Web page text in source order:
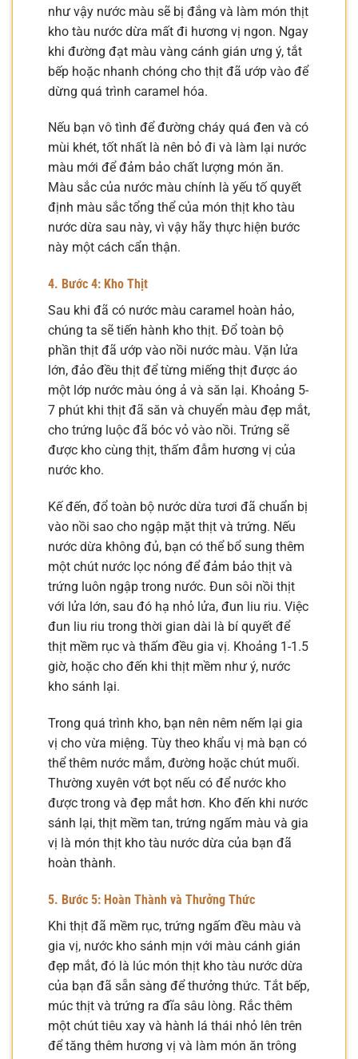
như vậy nước màu sẽ bị đắng và làm món thịt
kho tàu nước dừa mất đi hương vị ngon. Ngay
khi đường đạt màu vàng cánh gián ưng ý, tắt
bếp hoặc nhanh chóng cho thịt đã ướp vào để
dừng quá trình caramel hóa.
Nếu bạn vô tình để đường cháy quá đen và có
mùi khét, tốt nhất là nên bỏ đi và làm lại nước
màu mới để đảm bảo chất lượng món ăn.
Màu sắc của nước màu chính là yếu tố quyết
định màu sắc tổng thể của món thịt kho tàu
nước dừa sau này, vì vậy hãy thực hiện bước
này một cách cẩn thận.
4. Bước 4: Kho Thịt
Sau khi đã có nước màu caramel hoàn hảo,
chúng ta sẽ tiến hành kho thịt. Đổ toàn bộ
phần thịt đã ướp vào nồi nước màu. Vặn lửa
lớn, đảo đều thịt để từng miếng thịt được áo
một lớp nước màu óng ả và săn lại. Khoảng 5-
7 phút khi thịt đã săn và chuyển màu đẹp mắt,
cho trứng luộc đã bóc vỏ vào nồi. Trứng sẽ
được kho cùng thịt, thấm đẫm hương vị của
nước kho.
Kế đến, đổ toàn bộ nước dừa tươi đã chuẩn bị
vào nồi sao cho ngập mặt thịt và trứng. Nếu
nước dừa không đủ, bạn có thể bổ sung thêm
một chút nước lọc nóng để đảm bảo thịt và
trứng luôn ngập trong nước. Đun sôi nồi thịt
với lửa lớn, sau đó hạ nhỏ lửa, đun liu riu. Việc
đun liu riu trong thời gian dài là bí quyết để
thịt mềm rục và thấm đều gia vị. Khoảng 1-1.5
giờ, hoặc cho đến khi thịt mềm như ý, nước
kho sánh lại.
Trong quá trình kho, bạn nên nêm nếm lại gia
vị cho vừa miệng. Tùy theo khẩu vị mà bạn có
thể thêm nước mắm, đường hoặc chút muối.
Thường xuyên vớt bọt nếu có để nước kho
được trong và đẹp mắt hơn. Kho đến khi nước
sánh lại, thịt mềm tan, trứng ngấm màu và gia
vị là món thịt kho tàu nước dừa của bạn đã
hoàn thành.
5. Bước 5: Hoàn Thành và Thưởng Thức
Khi thịt đã mềm rục, trứng ngấm đều màu và
gia vị, nước kho sánh mịn với màu cánh gián
đẹp mắt, đó là lúc món thịt kho tàu nước dừa
của bạn đã sẵn sàng để thưởng thức. Tắt bếp,
múc thịt và trứng ra đĩa sâu lòng. Rắc thêm
một chút tiêu xay và hành lá thái nhỏ lên trên
để tăng thêm hương vị và làm món ăn trông